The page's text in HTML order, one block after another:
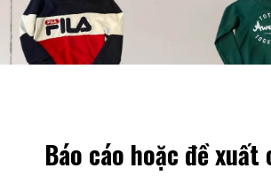
Báo cáo hoặc đề